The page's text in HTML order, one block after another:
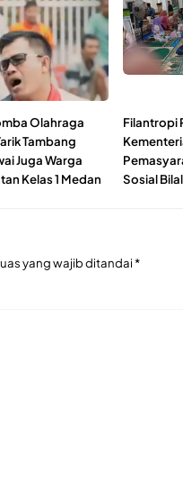
Olahraga
Tambang
Juga Warga
Kelas 1 Medan
Filantropi
Sosial
yang wajib ditandai*